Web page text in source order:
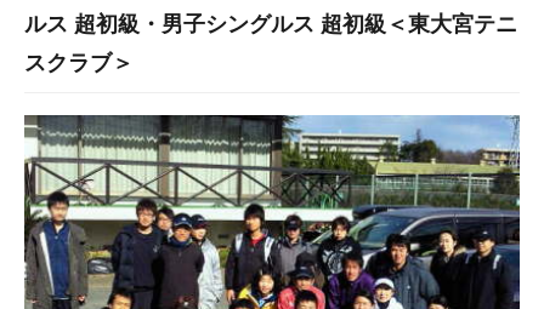
ルス 超初級・男子シングルス 超初級＜東大宮テニ
スクラブ＞